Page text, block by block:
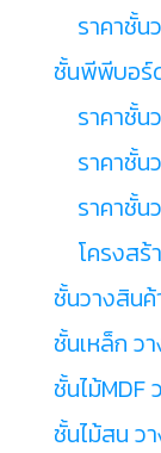
ราคาชั้น
ชั้นพีพีบอร์
ราคาชั้น
ราคาชั้น
ราคาชั้น
โครงส
ชั้นวางสิน
ชั้นเหล็ก ว
ชั้นไม้MDF
ชั้นไม้สน ว